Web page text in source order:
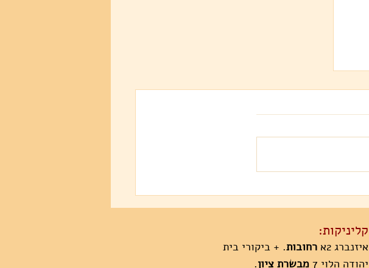
איזנברג 2א רחובות. + ביקורי בית
יהודה הלוי 7
מבשרת ציון.
קליניקות: